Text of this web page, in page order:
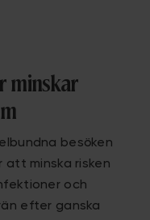
minskar
besöken
att minska risken
och
efter ganska